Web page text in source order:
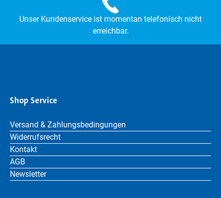
Unser Kundenservice ist momentan telefonisch nicht
erreichbar.
Shop Service
Versand & Zahlungsbedingungen
Widerrufsrecht
Kontakt
AGB
Newsletter